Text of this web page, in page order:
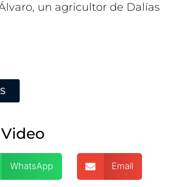
un agricultor de Dalías
WhatsApp Email